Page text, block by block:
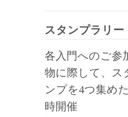
スタンプラリー
各入門へのご参
物に際して、ス
ンプを4つ集め
時開催